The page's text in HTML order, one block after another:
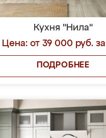
Кухня "Нила"
Цена: от 39 000 руб.
ПОДРОБНЕЕ